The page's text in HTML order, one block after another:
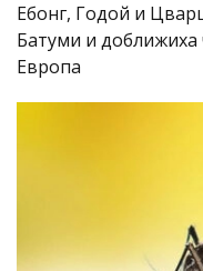
Ебонг, Годой и
Батуми и
Европа